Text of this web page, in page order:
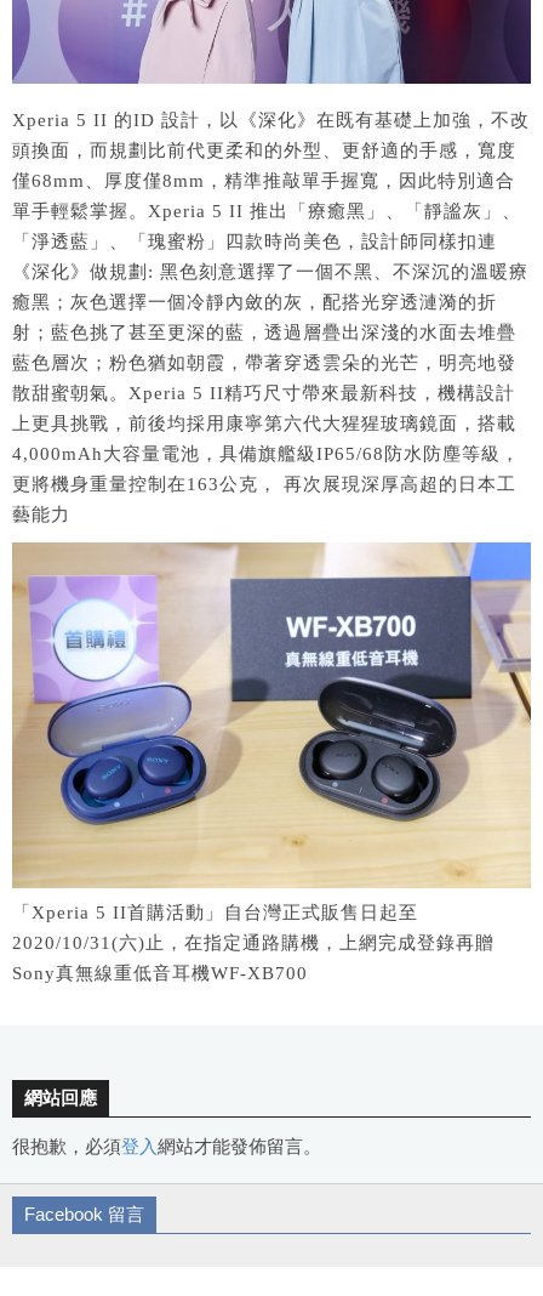
Xperia 5 II 的ID 設計，以《深化》在既有基礎上加強，不改
頭換面，而規劃比前代更柔和的外型、更舒適的手感，寬度
僅68mm、厚度僅8mm，精準推敲單手握寬，因此特別適合
單手輕鬆掌握。Xperia 5 II 推出「療癒黑」、「靜謐灰」、
「淨透藍」、「瑰蜜粉」四款時尚美色，設計師同樣扣連
《深化》做規劃: 黑色刻意選擇了一個不黑、不深沉的溫暖療
癒黑；灰色選擇一個冷靜內斂的灰，配搭光穿透漣漪的折
射；藍色挑了甚至更深的藍，透過層疊出深淺的水面去堆疊
藍色層次；粉色猶如朝霞，帶著穿透雲朵的光芒，明亮地發
散甜蜜朝氣。Xperia 5 II精巧尺寸帶來最新科技，機構設計
上更具挑戰，前後均採用康寧第六代大猩猩玻璃鏡面，搭載
4,000mAh大容量電池，具備旗艦級IP65/68防水防塵等級，
更將機身重量控制在163公克， 再次展現深厚高超的日本工
藝能力
「Xperia 5 II首購活動」自台灣正式販售日起至
2020/10/31(六)止，在指定通路購機，上網完成登錄再贈
Sony真無線重低音耳機WF-XB700
網站回應
很抱歉，必須登入網站才能發佈留言。
Facebook 留言